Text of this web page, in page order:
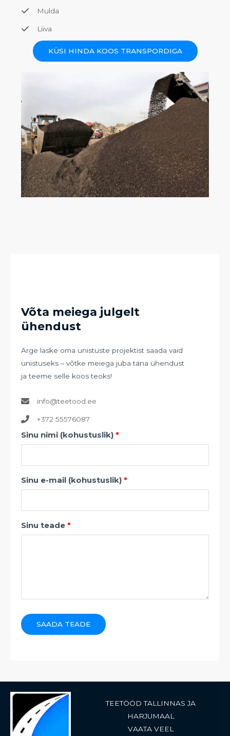
Mulda
Liiva
KÜSI HINDA KOOS TRANSPORDIGA
Võta meiega julgelt
ühendust
Ärge laske oma unistuste projektist saada vaid
unistuseks – võtke meiega juba täna ühendust
ja teeme selle koos teoks!
info@teetood.ee
+372 55576087
Sinu nimi (kohustuslik)
Sinu e-mail (kohustuslik)
Sinu teade
SAADA TEADE
TEETÖÖD TALLINNAS JA
HARJUMAAL
VAATA VEEL